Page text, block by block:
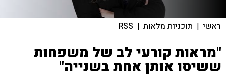
ראשי | תוכניות מלאות |
RSS
"מראות קורעי לב של משפחות
ששיסו אותן אחת בשנייה"